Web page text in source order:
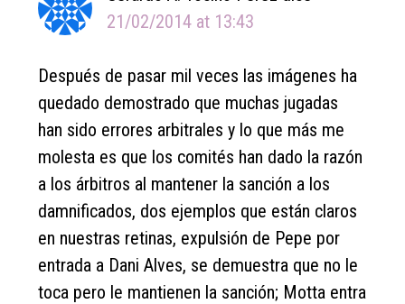
21/02/2014 at 13:43
Después de pasar mil veces las imágenes ha
quedado demostrado que muchas jugadas
han sido errores arbitrales y lo que más me
molesta es que los comités han dado la razón
a los árbitros al mantener la sanción a los
damnificados, dos ejemplos que están claros
en nuestras retinas, expulsión de Pepe por
entrada a Dani Alves, se demuestra que no le
toca pero le mantienen la sanción; Motta entra